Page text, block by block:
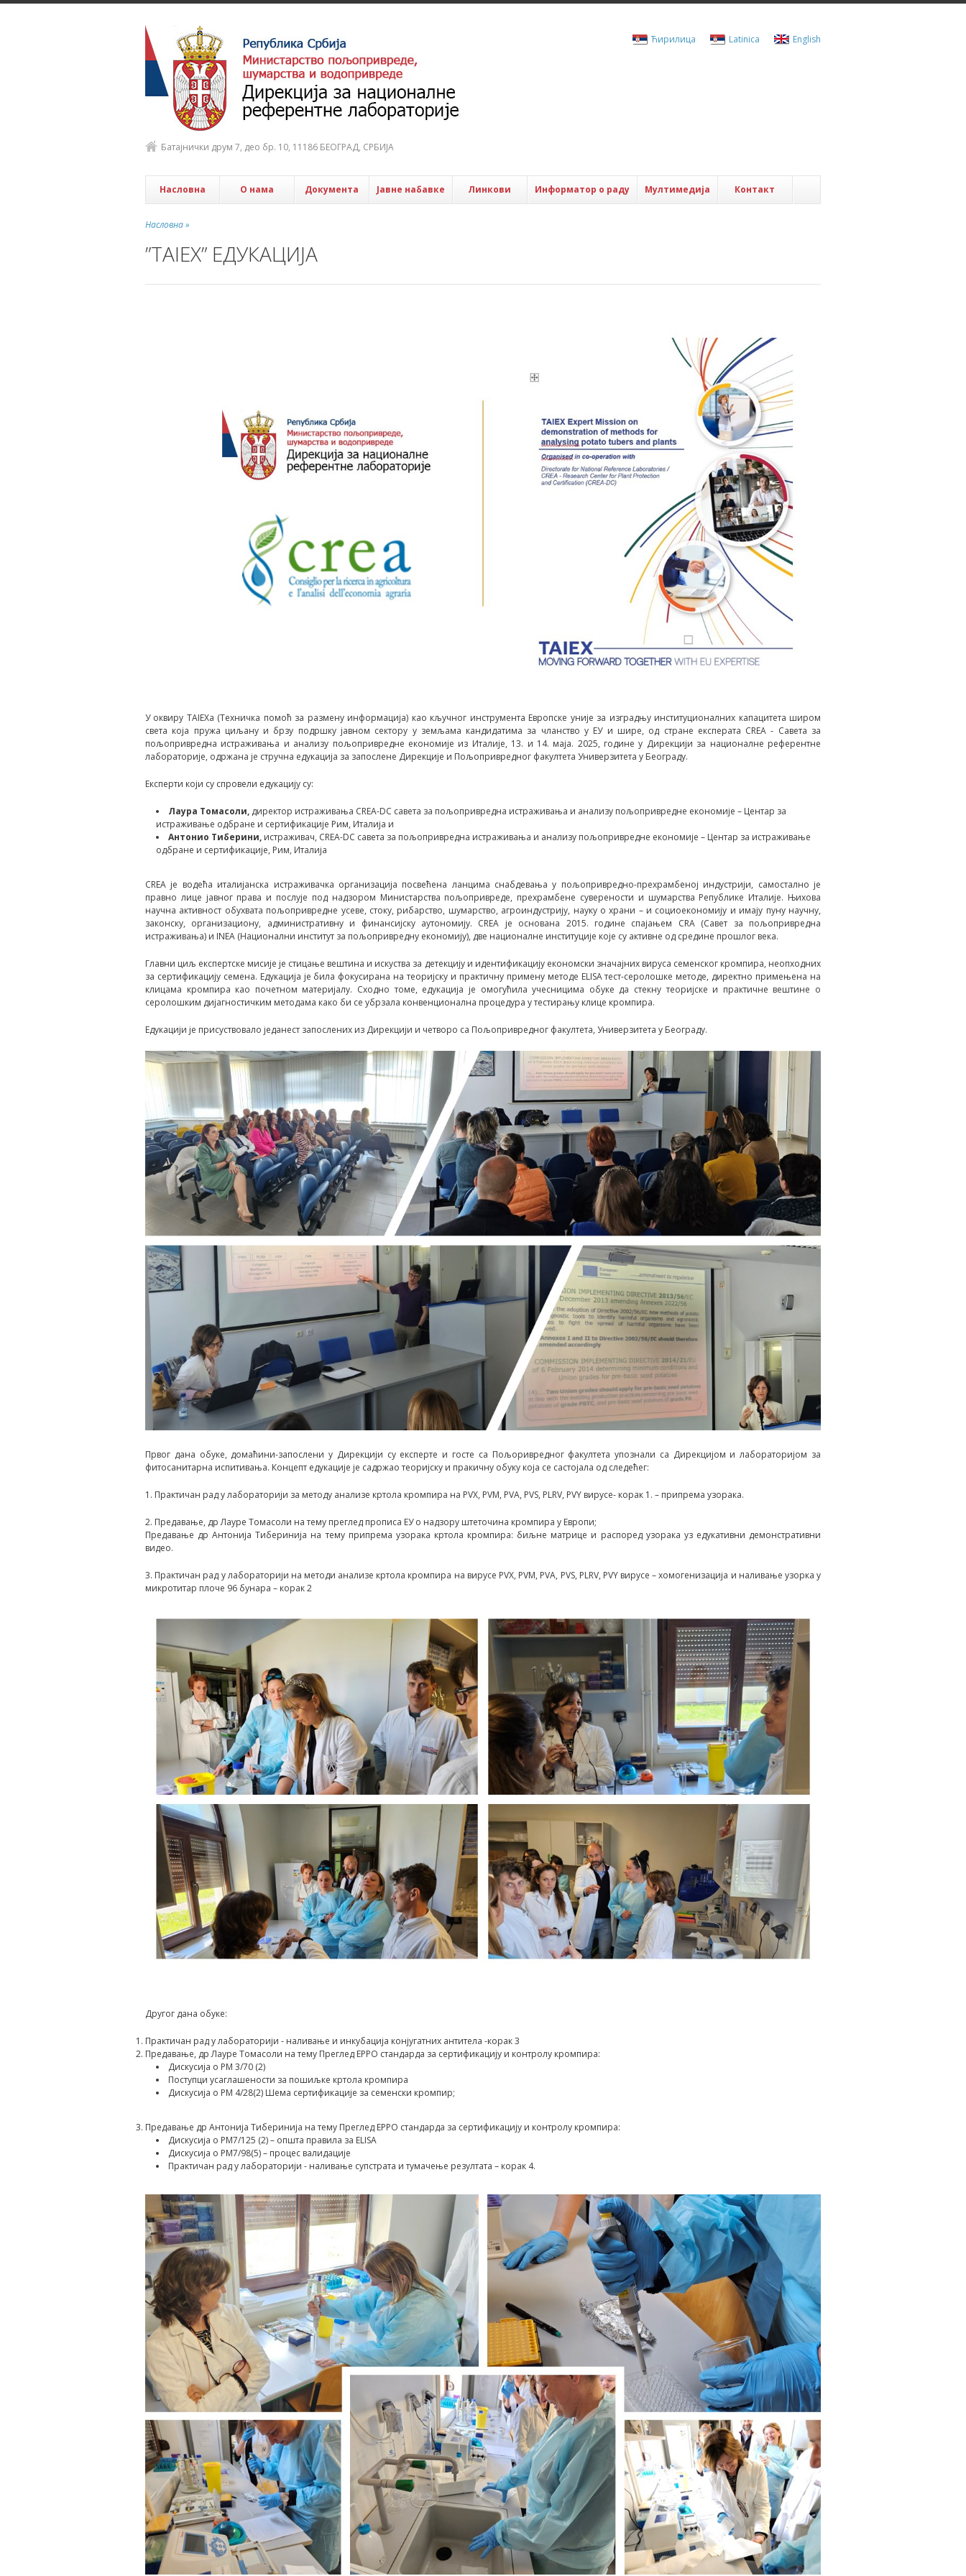
Батајнички друм 7, део бр. 10, 11186 БЕОГРАД, СРБИЈА
English
Latinica
Ћирилица
Насловна О нама Документа Јавне набавке Линкови Информатор о раду Мултимедија Контакт
Насловна »
”ТAIEX” ЕДУКАЦИЈА
У оквиру TAIEXа (Техничка помоћ за размену информација) као кључног инструментa Европске уније за изградњу институционалних капацитета широм
света која пружа циљану и брзу подршку јавном сектору у земљама кандидатима за чланство у ЕУ и шире, од стране експерата CREA - Савета за
пољопривредна истраживања и анализу пољопривредне економије из Италије, 13. и 14. маја. 2025, године у Дирекцији за националне реферeнтне
лабораторије, одржана је стручна едукација за запослене Дирекције и Пољопривредног факултета Универзитета у Београду.
Експерти који су спровели едукацију су:
Лаура Томасоли, директор истраживања CREA-DC савета за пољопривредна истраживања и анализу пољопривредне економије – Центар за
истраживање одбране и сертификације Рим, Италија и
Антонио Тиберини, истраживач, CREA-DC савета за пољопривредна истраживања и анализу пољопривредне економије – Центар за истраживање
одбране и сертификације, Рим, Италија
CREA је водећа италијанска истраживачка организација посвећена ланцима снабдевања у пољопривредно-прехрамбеној индустрији, самостално је
правно лице јавног права и послује под надзором Министарства пољопривреде, прехрамбене суверености и шумарства Републике Италије. Њихова
научна активност обухвата пољопривредне усеве, стоку, рибарство, шумарство, агроиндустрију, науку о храни – и социоекономију и имају пуну научну,
законску, организациону, административну и финансијску аутономију. CREA је основана 2015. године спајањем CRA (Савет за пољопривредна
истраживања) и INEA (Национални институт за пољопривредну економију), две националне институције које су активне од средине прошлог века.
Главни циљ експертске мисије је стицање вештина и искуства за детекцију и идентификацију економски значајних вируса семенског кромпира, неопходних
за сертификацију семена. Едукација је била фокусирана на теоријску и практичну примену методе ELISA тест-серолошке методе, директно примењена на
клицама кромпира као почетном материјалу. Сходно томе, едукација је омогућила учесницима обуке да стекну теоријске и практичне вештине о
серолошким дијагностичким методама како би се убрзала конвенционална процедура у тестирању клице кромпира.
Едукацији је присуствовало једанест запослених из Дирекцији и четворо са Пољопривредног факултета, Универзитета у Беoграду.
Првог дана обуке, домаћини-запослени у Дирекцији су експерте и госте са Пољоривредног факултета упознали са Дирекцијом и лабораторијом за
фитосанитарна испитивања. Концепт едукације је садржао теоријску и пракичну обуку која се састојала од следећег:
1. Практичан рад у лабораторији за методу анализе кртола кромпира на PVX, PVM, PVA, PVS, PLRV, PVY вирусе- корак 1. – припрема узорака.
2. Предавање, др Лауре Томасоли на тему преглед прописа ЕУ о надзору штеточина кромпира у Европи;
Предавање др Антонија Тиберинија на тему припрема узорака кртола кромпира: биљне матрице и распоред узорака уз едукативни демонстративни
видео.
3. Практичан рад у лабораторији на методи анализе кртола кромпира на вирусе PVX, PVM, PVA, PVS, PLRV, PVY вирусе – хомогенизација и наливање узорка у
микротитар плоче 96 бунара – корак 2
Другог дана обуке:
Практичан рад у лабораторији - наливање и инкубација конјугатних антитела -корак 3
Предавање, др Лауре Томасоли на тему Преглед EPPO стандарда за сертификацију и контролу кромпира:
Дискусија о PM 3/70 (2)
Поступци усаглашености за пошиљке кртола кромпира
Дискусија о PM 4/28(2) Шема сертификације за семенски кромпир;
Предавање др Антонија Тиберинија на тему Преглед EPPO стандарда за сертификацију и контролу кромпира:
Дискусија о PM7/125 (2) – општа правила за ELISA
Дискусија о PM7/98(5) – процес валидације
Практичан рад у лабораторији - наливање супстрата и тумачење резултата – корак 4.